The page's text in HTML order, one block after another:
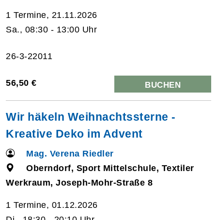
1 Termine, 21.11.2026
Sa., 08:30 - 13:00 Uhr
26-3-22011
56,50 € BUCHEN
Wir häkeln Weihnachtssterne -
Kreative Deko im Advent
Mag. Verena Riedler
Oberndorf, Sport Mittelschule, Textiler
Werkraum, Joseph-Mohr-Straße 8
1 Termine, 01.12.2026